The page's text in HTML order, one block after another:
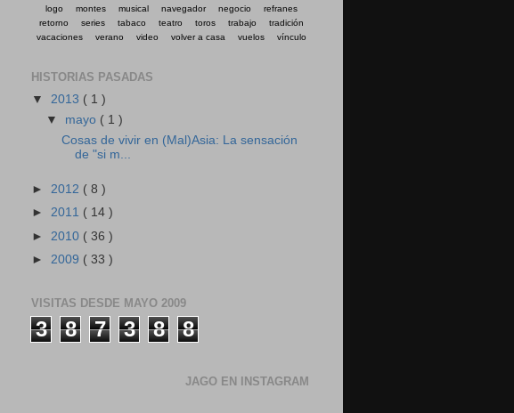
logo
montes musical navegador negocio
refranes
retorno
series tabaco teatro toros trabajo
tradición
vacaciones
verano video volver a casa vuelos vínculo
HISTORIAS PASADAS
▼ 2013 ( 1 )
▼ mayo ( 1 )
Cosas de vivir en (Mal)Asia: La sensación
de "si m...
► 2012 ( 8 )
► 2011 ( 14 )
► 2010 ( 36 )
► 2009 ( 33 )
VISITAS DESDE MAYO 2009
3 8 7 3 8 8
JAGO EN INSTAGRAM